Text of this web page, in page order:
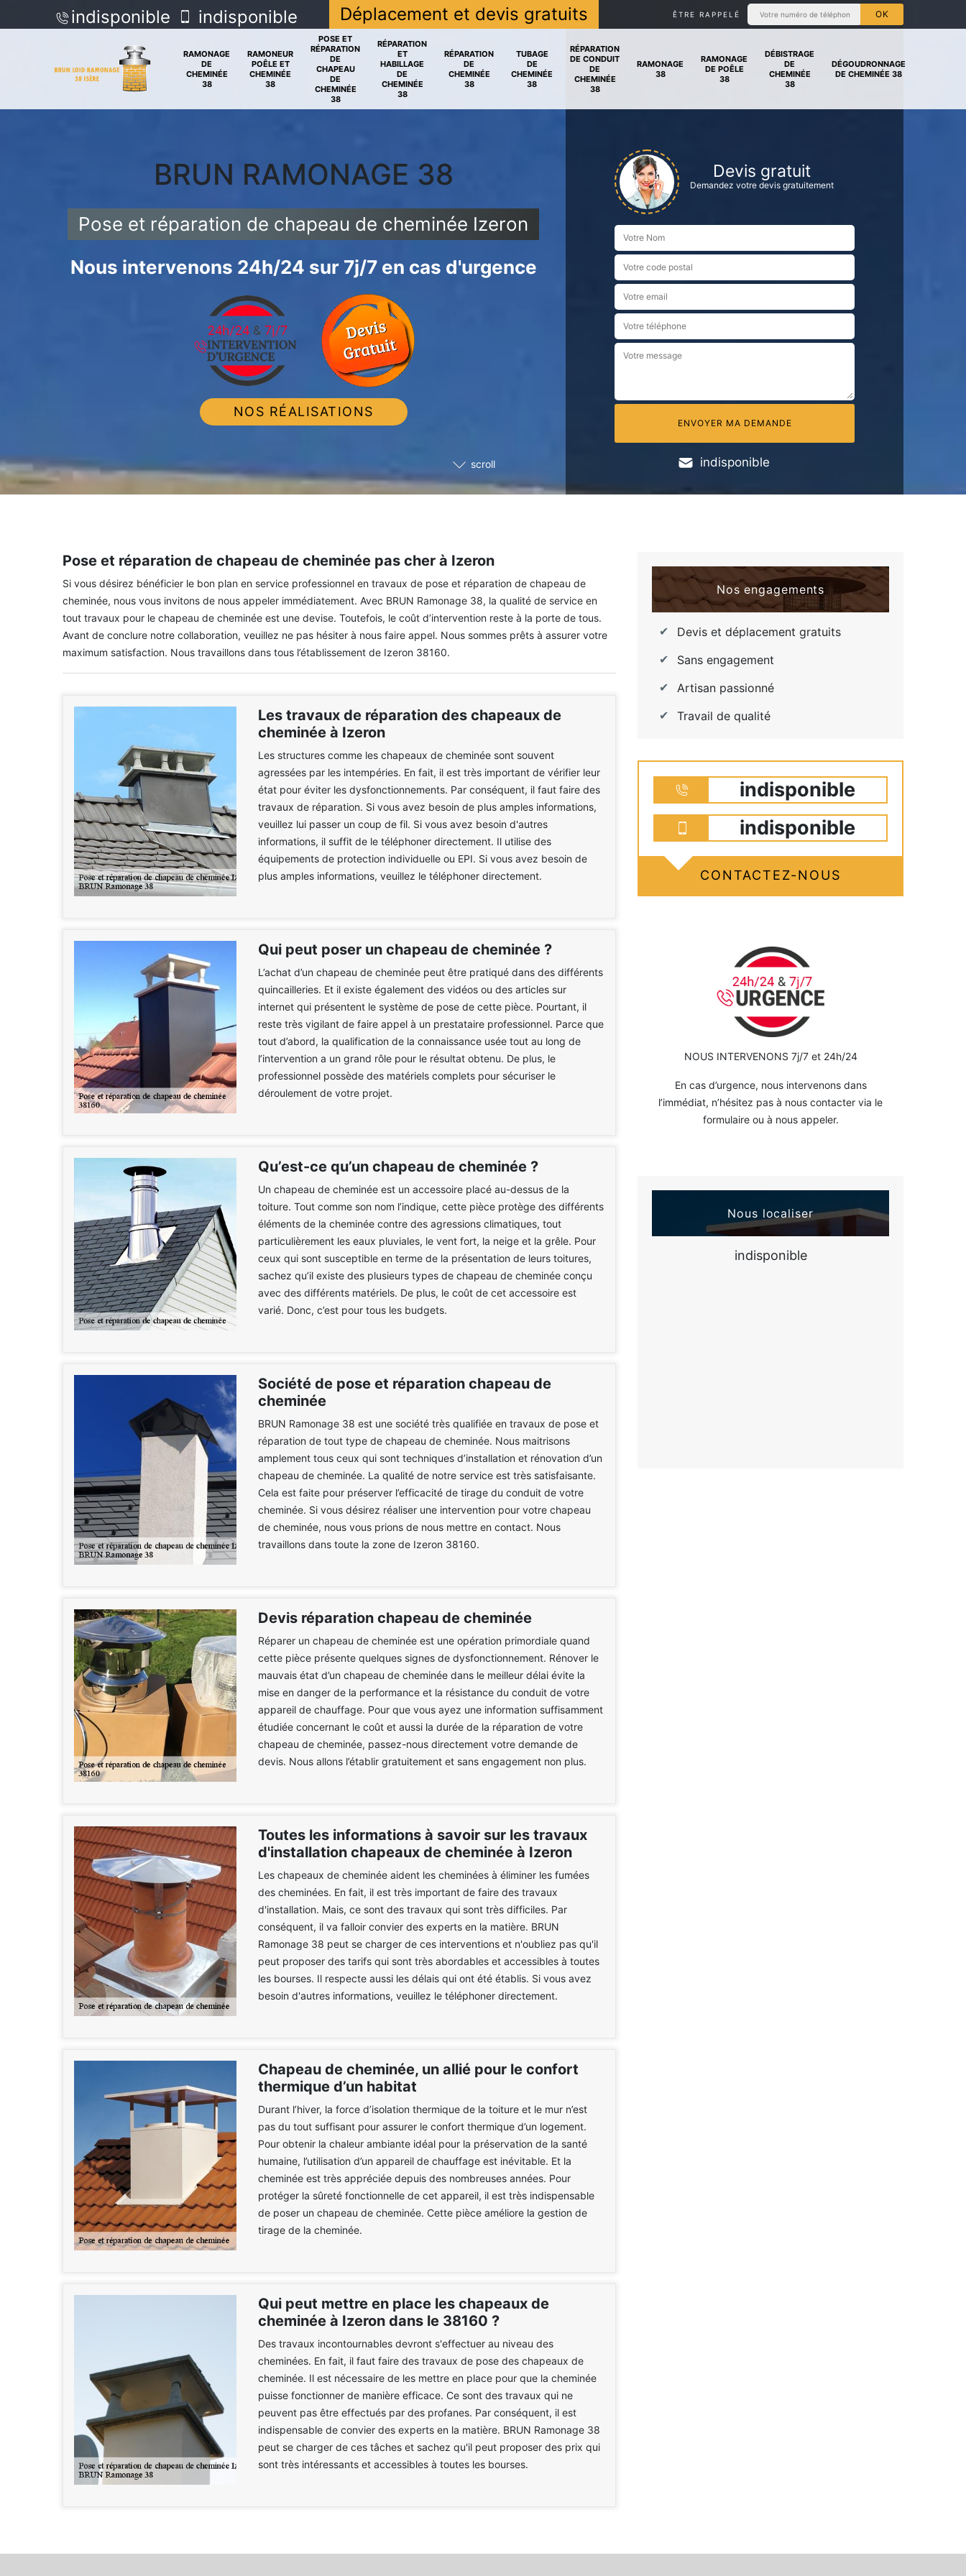
indisponible indisponible Déplacement et devis gratuits ÊTRE RAPPELÉ
RAMONAGE
DE
CHEMINÉE
38
RAMONEUR
POÊLE ET
CHEMINÉE
38
POSE ET
RÉPARATION
DE
CHAPEAU
DE
CHEMINÉE
38
RÉPARATION
ET
HABILLAGE
DE
CHEMINÉE
38
RÉPARATION
DE
CHEMINÉE
38
TUBAGE
DE
CHEMINÉE
38
RÉPARATION
DE CONDUIT
DE
CHEMINÉE
38
RAMONAGE
38
RAMONAGE
DE POÊLE
38
DÉBISTRAGE
DE
CHEMINÉE
38
DÉGOUDRONNAGE
DE CHEMINÉE 38
scroll
BRUN RAMONAGE 38
Pose et réparation de chapeau de cheminée Izeron
Nous intervenons 24h/24 sur 7j/7 en cas d'urgence
NOS RÉALISATIONS
Devis gratuit
Demandez votre devis gratuitement
indisponible
Pose et réparation de chapeau de cheminée pas cher à Izeron
Si vous désirez bénéficier le bon plan en service professionnel en travaux de pose et réparation de chapeau de
cheminée, nous vous invitons de nous appeler immédiatement. Avec BRUN Ramonage 38, la qualité de service en
tout travaux pour le chapeau de cheminée est une devise. Toutefois, le coût d’intervention reste à la porte de tous.
Avant de conclure notre collaboration, veuillez ne pas hésiter à nous faire appel. Nous sommes prêts à assurer votre
maximum satisfaction. Nous travaillons dans tous l’établissement de Izeron 38160.
Les travaux de réparation des chapeaux de
cheminée à Izeron
Les structures comme les chapeaux de cheminée sont souvent
agressées par les intempéries. En fait, il est très important de vérifier leur
état pour éviter les dysfonctionnements. Par conséquent, il faut faire des
travaux de réparation. Si vous avez besoin de plus amples informations,
veuillez lui passer un coup de fil. Si vous avez besoin d'autres
informations, il suffit de le téléphoner directement. Il utilise des
équipements de protection individuelle ou EPI. Si vous avez besoin de
plus amples informations, veuillez le téléphoner directement.
Qui peut poser un chapeau de cheminée ?
L’achat d’un chapeau de cheminée peut être pratiqué dans des différents
quincailleries. Et il existe également des vidéos ou des articles sur
internet qui présentent le système de pose de cette pièce. Pourtant, il
reste très vigilant de faire appel à un prestataire professionnel. Parce que
tout d’abord, la qualification de la connaissance usée tout au long de
l’intervention a un grand rôle pour le résultat obtenu. De plus, le
professionnel possède des matériels complets pour sécuriser le
déroulement de votre projet.
Qu’est-ce qu’un chapeau de cheminée ?
Un chapeau de cheminée est un accessoire placé au-dessus de la
toiture. Tout comme son nom l’indique, cette pièce protège des différents
éléments de la cheminée contre des agressions climatiques, tout
particulièrement les eaux pluviales, le vent fort, la neige et la grêle. Pour
ceux qui sont susceptible en terme de la présentation de leurs toitures,
sachez qu’il existe des plusieurs types de chapeau de cheminée conçu
avec des différents matériels. De plus, le coût de cet accessoire est
varié. Donc, c’est pour tous les budgets.
Société de pose et réparation chapeau de
cheminée
BRUN Ramonage 38 est une société très qualifiée en travaux de pose et
réparation de tout type de chapeau de cheminée. Nous maitrisons
amplement tous ceux qui sont techniques d’installation et rénovation d’un
chapeau de cheminée. La qualité de notre service est très satisfaisante.
Cela est faite pour préserver l’efficacité de tirage du conduit de votre
cheminée. Si vous désirez réaliser une intervention pour votre chapeau
de cheminée, nous vous prions de nous mettre en contact. Nous
travaillons dans toute la zone de Izeron 38160.
Devis réparation chapeau de cheminée
Réparer un chapeau de cheminée est une opération primordiale quand
cette pièce présente quelques signes de dysfonctionnement. Rénover le
mauvais état d’un chapeau de cheminée dans le meilleur délai évite la
mise en danger de la performance et la résistance du conduit de votre
appareil de chauffage. Pour que vous ayez une information suffisamment
étudiée concernant le coût et aussi la durée de la réparation de votre
chapeau de cheminée, passez-nous directement votre demande de
devis. Nous allons l’établir gratuitement et sans engagement non plus.
Toutes les informations à savoir sur les travaux
d'installation chapeaux de cheminée à Izeron
Les chapeaux de cheminée aident les cheminées à éliminer les fumées
des cheminées. En fait, il est très important de faire des travaux
d'installation. Mais, ce sont des travaux qui sont très difficiles. Par
conséquent, il va falloir convier des experts en la matière. BRUN
Ramonage 38 peut se charger de ces interventions et n'oubliez pas qu'il
peut proposer des tarifs qui sont très abordables et accessibles à toutes
les bourses. Il respecte aussi les délais qui ont été établis. Si vous avez
besoin d'autres informations, veuillez le téléphoner directement.
Chapeau de cheminée, un allié pour le confort
thermique d’un habitat
Durant l’hiver, la force d’isolation thermique de la toiture et le mur n’est
pas du tout suffisant pour assurer le confort thermique d’un logement.
Pour obtenir la chaleur ambiante idéal pour la préservation de la santé
humaine, l’utilisation d’un appareil de chauffage est inévitable. Et la
cheminée est très appréciée depuis des nombreuses années. Pour
protéger la sûreté fonctionnelle de cet appareil, il est très indispensable
de poser un chapeau de cheminée. Cette pièce améliore la gestion de
tirage de la cheminée.
Qui peut mettre en place les chapeaux de
cheminée à Izeron dans le 38160 ?
Des travaux incontournables devront s'effectuer au niveau des
cheminées. En fait, il faut faire des travaux de pose des chapeaux de
cheminée. Il est nécessaire de les mettre en place pour que la cheminée
puisse fonctionner de manière efficace. Ce sont des travaux qui ne
peuvent pas être effectués par des profanes. Par conséquent, il est
indispensable de convier des experts en la matière. BRUN Ramonage 38
peut se charger de ces tâches et sachez qu'il peut proposer des prix qui
sont très intéressants et accessibles à toutes les bourses.
Nos engagements
Devis et déplacement gratuits
Sans engagement
Artisan passionné
Travail de qualité
indisponible
indisponible
CONTACTEZ-NOUS
NOUS INTERVENONS 7j/7 et 24h/24
En cas d’urgence, nous intervenons dans
l’immédiat, n’hésitez pas à nous contacter via le
formulaire ou à nous appeler.
Nous localiser
indisponible